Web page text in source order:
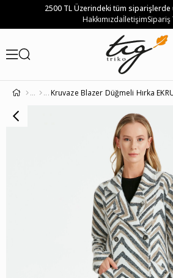
2500 TL Üzerindeki tüm
HakkımızdaİletişimSipariş
Kruvaze Blazer Düğmeli Hırka